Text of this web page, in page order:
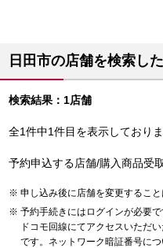
日田市の店舗を検索し
検索結果：1店舗
全1件中1件目を表示しており
予約申込する店舗/購入商品受
申し込み後に店舗を変更すること
予約手続きにはログインが必要で
ドコモ回線にてアクセスいただ
です。ネットワーク暗証番号につ